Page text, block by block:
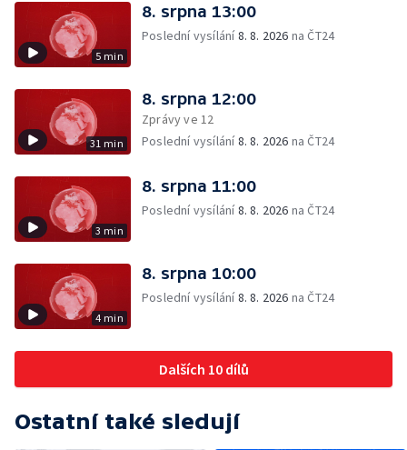
5 min
8. srpna 13:00
Poslední vysílání8. 8. 2026 na ČT24
31 min
8. srpna 12:00
Zprávy ve 12
Poslední vysílání8. 8. 2026 na ČT24
3 min
8. srpna 11:00
Poslední vysílání8. 8. 2026 na ČT24
4 min
8. srpna 10:00
Poslední vysílání8. 8. 2026 na ČT24
Dalších 10 dílů
Ostatní také sledují